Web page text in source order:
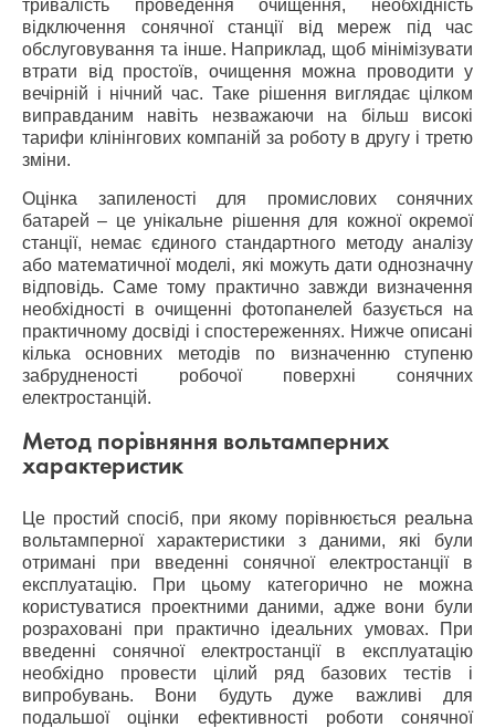
тривалість проведення очищення, необхідність
відключення сонячної станції від мереж під час
обслуговування та інше. Наприклад, щоб мінімізувати
втрати від простоїв, очищення можна проводити у
вечірній і нічний час. Таке рішення виглядає цілком
виправданим навіть незважаючи на більш високі
тарифи клінінгових компаній за роботу в другу і третю
зміни.
Оцінка запиленості для промислових сонячних
батарей – це унікальне рішення для кожної окремої
станції, немає єдиного стандартного методу аналізу
або математичної моделі, які можуть дати однозначну
відповідь. Саме тому практично завжди визначення
необхідності в очищенні фотопанелей базується на
практичному досвіді і спостереженнях. Нижче описані
кілька основних методів по визначенню ступеню
забрудненості робочої поверхні сонячних
електростанцій.
Метод порівняння вольтамперних
характеристик
Це простий спосіб, при якому порівнюється реальна
вольтамперної характеристики з даними, які були
отримані при введенні сонячної електростанції в
експлуатацію. При цьому категорично не можна
користуватися проектними даними, адже вони були
розраховані при практично ідеальних умовах. При
введенні сонячної електростанції в експлуатацію
необхідно провести цілий ряд базових тестів і
випробувань. Вони будуть дуже важливі для
подальшої оцінки ефективності роботи сонячної